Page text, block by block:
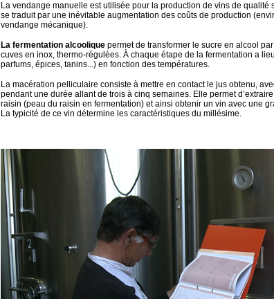
La vendange manuelle est utilisée pour la production de vins de qualité
se traduit par une inévitable augmentation des coûts de production
vendange mécanique).
La fermentation alcoolique permet de transformer le sucre en alcool
cuves en inox, thermo-régulées. À chaque étape de la fermentation a
parfums, épices, tanins...) en fonction des températures.
La macération pelliculaire consiste à mettre en contact le jus obtenu,
pendant une durée allant de trois à cinq semaines. Elle permet
raisin (peau du raisin en fermentation) et ainsi obtenir un vin avec une
La typicité de ce vin détermine les caractéristiques du millésime.